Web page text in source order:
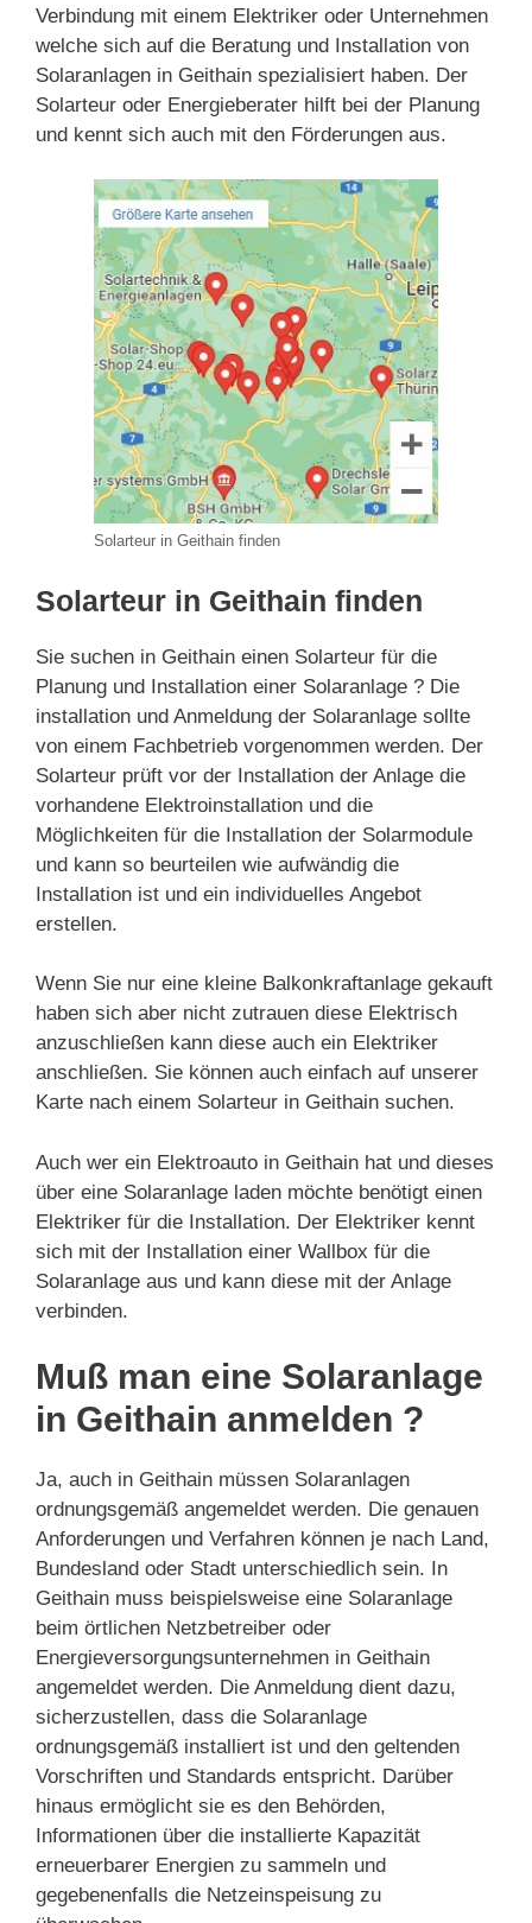
Verbindung mit einem Elektriker oder Unternehmen
welche sich auf die Beratung und Installation von
Solaranlagen in Geithain spezialisiert haben. Der
Solarteur oder Energieberater hilft bei der Planung
und kennt sich auch mit den Förderungen aus.
Solarteur in Geithain finden
Solarteur in Geithain finden
Sie suchen in Geithain einen Solarteur für die
Planung und Installation einer Solaranlage ? Die
installation und Anmeldung der Solaranlage sollte
von einem Fachbetrieb vorgenommen werden. Der
Solarteur prüft vor der Installation der Anlage die
vorhandene Elektroinstallation und die
Möglichkeiten für die Installation der Solarmodule
und kann so beurteilen wie aufwändig die
Installation ist und ein individuelles Angebot
erstellen.
Wenn Sie nur eine kleine Balkonkraftanlage gekauft
haben sich aber nicht zutrauen diese Elektrisch
anzuschließen kann diese auch ein Elektriker
anschließen. Sie können auch einfach auf unserer
Karte nach einem Solarteur in Geithain suchen.
Auch wer ein Elektroauto in Geithain hat und dieses
über eine Solaranlage laden möchte benötigt einen
Elektriker für die Installation. Der Elektriker kennt
sich mit der Installation einer Wallbox für die
Solaranlage aus und kann diese mit der Anlage
verbinden.
Muß man eine Solaranlage
in Geithain anmelden ?
Ja, auch in Geithain müssen Solaranlagen
ordnungsgemäß angemeldet werden. Die genauen
Anforderungen und Verfahren können je nach Land,
Bundesland oder Stadt unterschiedlich sein. In
Geithain muss beispielsweise eine Solaranlage
beim örtlichen Netzbetreiber oder
Energieversorgungsunternehmen in Geithain
angemeldet werden. Die Anmeldung dient dazu,
sicherzustellen, dass die Solaranlage
ordnungsgemäß installiert ist und den geltenden
Vorschriften und Standards entspricht. Darüber
hinaus ermöglicht sie es den Behörden,
Informationen über die installierte Kapazität
erneuerbarer Energien zu sammeln und
gegebenenfalls die Netzeinspeisung zu